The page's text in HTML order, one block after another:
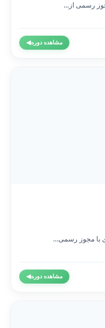
رسمی از...
مشاهده دوره◀
مجوز رسمی...
مشاهده دوره◀